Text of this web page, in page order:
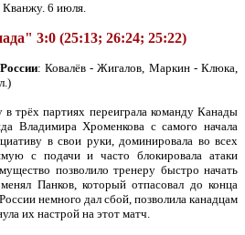
Кванжу. 6 июля.
3:0 (25:13; 26:24; 25:22)
: Ковалёв - Жигалов, Маркин - Клюка,
трёх партиях переиграла команду Канады
Владимира Хроменкова с самого начала
в свои руки, доминировала во всех
с подачи и часто блокировала атаки
позволило тренеру быстро начать
Панков, который отпасовал до конца
немного дал сбой, позволила канадцам
их настрой на этот матч.